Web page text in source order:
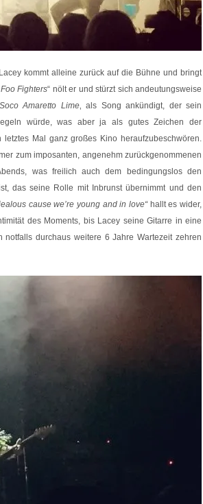
kommt alleine zurück auf die Bühne und bringt
Fighters“ nölt er und stürzt sich andeutungsweise
Soco Amaretto Lime‚ als Song ankündigt, der sein
würde, was aber ja als gutes Zeichen der
Mal ganz großes Kino heraufzubeschwören.
zum imposanten, angenehm zurückgenommenen
was freilich auch dem bedingungslos den
das seine Rolle mit Inbrunst übernimmt und den
cause we’re young and in love“ hallt es wider,
des Moments, bis Lacey seine Gitarre in eine
notfalls durchaus weitere 6 Jahre Wartezeit zehren